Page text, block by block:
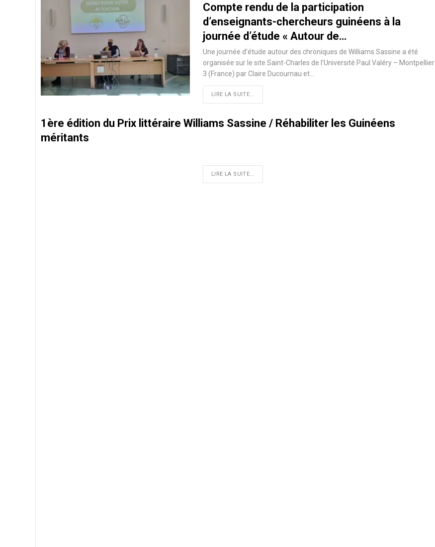
Compte rendu de la participation
d’enseignants-chercheurs guinéens à la
journée d’étude « Autour de…
Une journée d’étude autour des chroniques de Williams Sassine a été
organisée sur le site Saint-Charles de l’Université Paul Valéry – Montpellier
3 (France) par Claire Ducournau et…
LIRE LA SUITE...
1ère édition du Prix littéraire Williams Sassine / Réhabiliter les Guinéens
méritants
LIRE LA SUITE...